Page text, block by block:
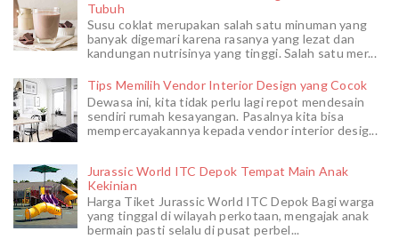
Tubuh
Susu coklat merupakan salah satu minuman yang
banyak digemari karena rasanya yang lezat dan
kandungan nutrisinya yang tinggi. Salah satu mer...
Tips Memilih Vendor Interior Design yang Cocok
Dewasa ini, kita tidak perlu lagi repot mendesain
sendiri rumah kesayangan. Pasalnya kita bisa
mempercayakannya kepada vendor interior desig...
Jurassic World ITC Depok Tempat Main Anak
Kekinian
Harga Tiket Jurassic World ITC Depok Bagi warga
yang tinggal di wilayah perkotaan, mengajak anak
bermain pasti selalu di pusat perbel...